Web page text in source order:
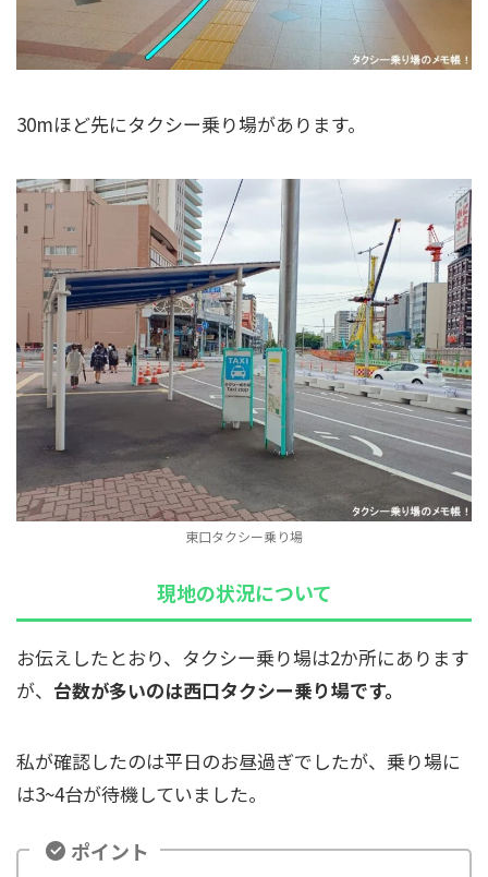
30mほど先にタクシー乗り場があります。
東口タクシー乗り場
現地の状況について
お伝えしたとおり、タクシー乗り場は2か所にあります
が、 台数が多いのは西口タクシー乗り場です。
私が確認したのは平日のお昼過ぎでしたが、乗り場に
は3~4台が待機していました。
ポイント